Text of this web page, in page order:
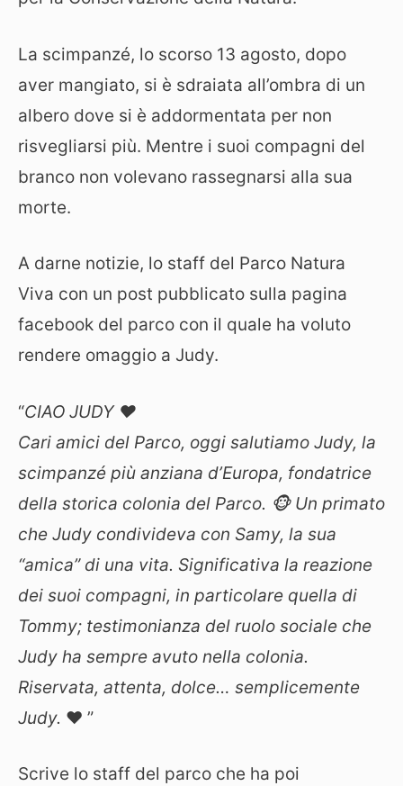
La scimpanzé, lo scorso 13 agosto, dopo
aver mangiato, si è sdraiata all’ombra di un
albero dove si è addormentata per non
risvegliarsi più. Mentre i suoi compagni del
branco non volevano rassegnarsi alla sua
morte.
A darne notizie, lo staff del Parco Natura
Viva con un post pubblicato sulla pagina
facebook del parco con il quale ha voluto
rendere omaggio a Judy.
“CIAO JUDY ❤️
Cari amici del Parco, oggi salutiamo Judy, la
scimpanzé più anziana d’Europa, fondatrice
della storica colonia del Parco. 🐵 Un primato
che Judy condivideva con Samy, la sua
“amica” di una vita. Significativa la reazione
dei suoi compagni, in particolare quella di
Tommy; testimonianza del ruolo sociale che
Judy ha sempre avuto nella colonia.
Riservata, attenta, dolce… semplicemente
Judy. ❤️ ”
Scrive lo staff del parco che ha poi